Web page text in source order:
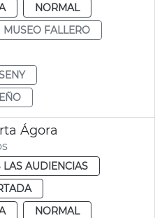
NORMAL
MUSEO FALLERO
Ágora
LAS AUDIENCIAS
NORMAL